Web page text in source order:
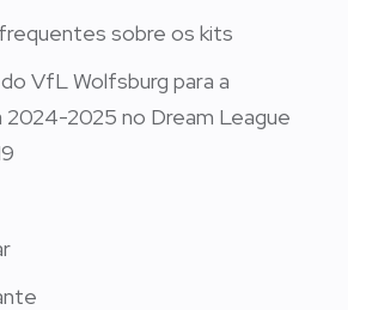
sobre os kits
VfL Wolfsburg para a
2025 no Dream League